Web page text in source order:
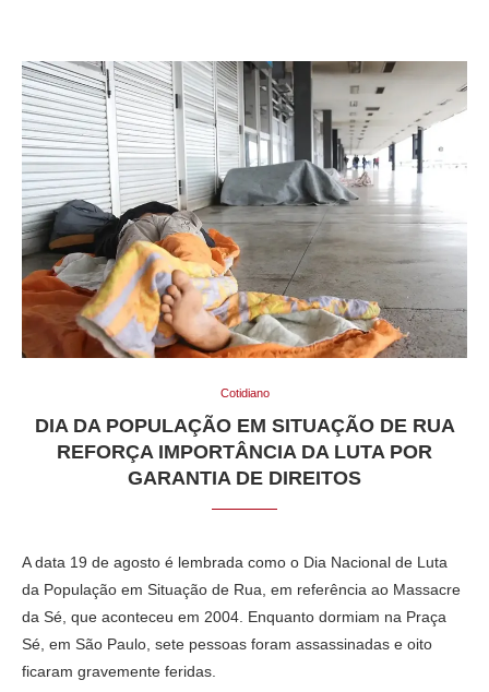
Cotidiano
DIA DA POPULAÇÃO EM SITUAÇÃO DE RUA
REFORÇA IMPORTÂNCIA DA LUTA POR
GARANTIA DE DIREITOS
A data 19 de agosto é lembrada como o Dia Nacional de Luta
da População em Situação de Rua, em referência ao Massacre
da Sé, que aconteceu em 2004. Enquanto dormiam na Praça
Sé, em São Paulo, sete pessoas foram assassinadas e oito
ficaram gravemente feridas.